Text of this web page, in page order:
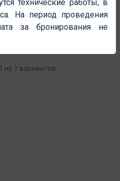
от
4.300,00₽
250,00₽
из 1 вариантов
технические работы, в
На период проведения
за бронирования не